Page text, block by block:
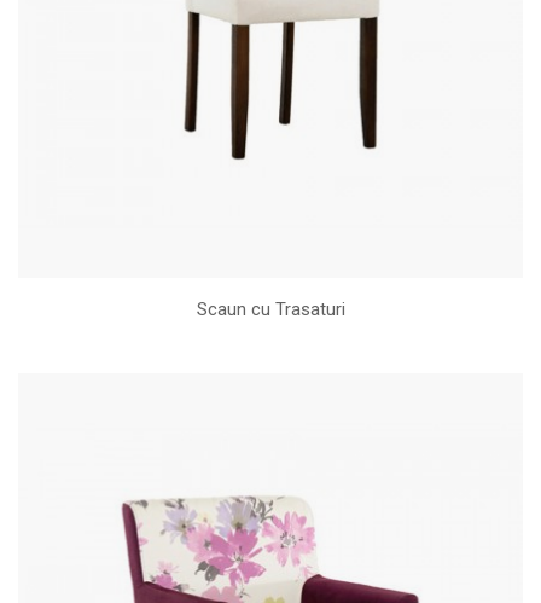
Scaun cu Trasaturi